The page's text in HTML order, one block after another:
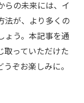
らの未来には、イ
法が、より多くの
ょう。本記事を通
取っていただけた
ぞお楽しみに。